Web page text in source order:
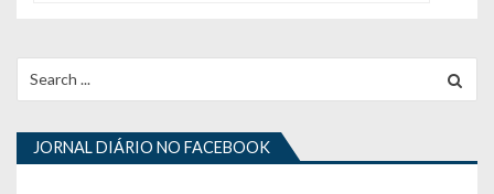
ã
o
d
for:
JORNAL DIÁRIO NO FACEBOOK